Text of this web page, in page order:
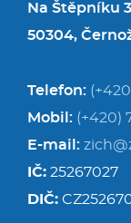
Na Štěpníku
50304,
Telefon:
Mobil: (+420)
E-mail:
IČ: 25267027
DIČ: